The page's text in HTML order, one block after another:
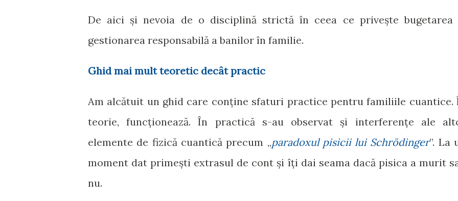
De aici și nevoia de o disciplină strictă în ceea ce privește bugetarea
gestionarea responsabilă a banilor în familie.
Ghid mai mult teoretic decât practic
Am alcătuit un ghid care conține sfaturi practice pentru familiile cuantice.
teorie, funcționează. În practică s-au observat și interferențe ale
elemente de fizică cuantică precum „paradoxul pisicii lui Schrödinger”. La
moment dat primești extrasul de cont și îți dai seama dacă pisica a murit
nu.